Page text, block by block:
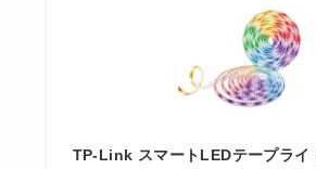
TP-Link スマートLEDテープライ